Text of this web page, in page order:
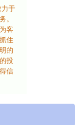
于
。
客
住
的
投
信